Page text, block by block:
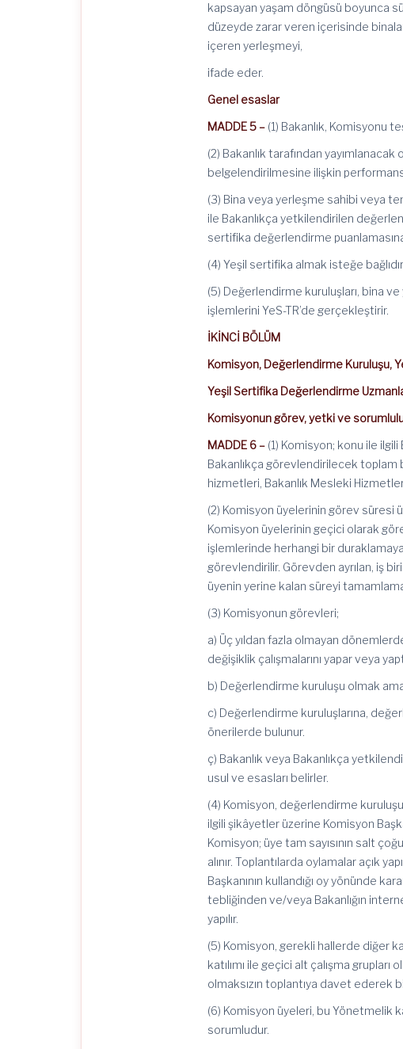
kapsayan yaşam döngüsü boyunca
düzeyde zarar veren içerisinde
içeren yerleşmeyi,
ifade eder.
Genel esaslar
MADDE 5 – (1) Bakanlık, Komisyonu
(2) Bakanlık tarafından
belgelendirilmesine ilişkin
(3) Bina veya yerleşme sahibi veya
ile Bakanlıkça yetkilendirilen
sertifika değerlendirme
(4) Yeşil sertifika almak isteğe
(5) Değerlendirme kuruluşları, bina
işlemlerini YeS-TR’de gerçekleştirir.
İKİNCİ BÖLÜM
Komisyon, Değerlendirme Kuruluşu,
Yeşil Sertifika Değerlendirme
Komisyonun görev, yetki ve
MADDE 6 – (1) Komisyon; konu ile
Bakanlıkça görevlendirilecek
hizmetleri, Bakanlık Mesleki
(2) Komisyon üyelerinin görev süresi
Komisyon üyelerinin geçici olarak
işlemlerinde herhangi bir
görevlendirilir. Görevden ayrılan, iş
üyenin yerine kalan süreyi
(3) Komisyonun görevleri;
a) Üç yıldan fazla olmayan
değişiklik çalışmalarını yapar veya
b) Değerlendirme kuruluşu olmak
c) Değerlendirme kuruluşlarına,
önerilerde bulunur.
ç) Bakanlık veya Bakanlıkça
usul ve esasları belirler.
(4) Komisyon, değerlendirme
ilgili şikâyetler üzerine Komisyon
Komisyon; üye tam sayısının salt
alınır. Toplantılarda oylamalar açık
Başkanının kullandığı oy yönünde
tebliğinden ve/veya Bakanlığın
yapılır.
(5) Komisyon, gerekli hallerde diğer
katılımı ile geçici alt çalışma
olmaksızın toplantıya davet ederek
(6) Komisyon üyeleri, bu Yönetmelik
sorumludur.